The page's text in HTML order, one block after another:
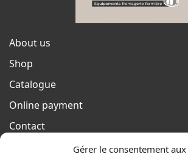
Gérer le consentement aux
About us
Shop
Catalogue
Online payment
Contact
Terms of sales